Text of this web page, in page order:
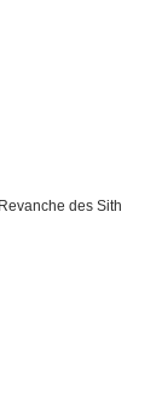
des Sith